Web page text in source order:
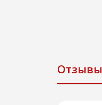
Отзывы